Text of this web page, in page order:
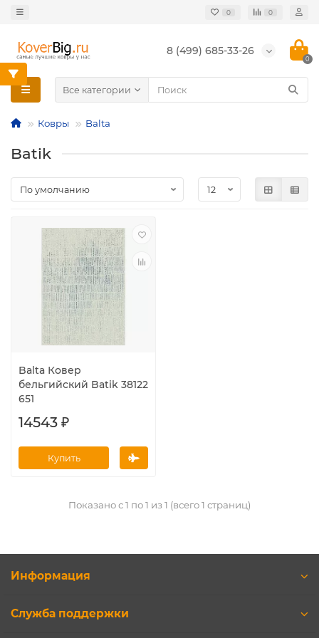
0 0
8 (499) 685-33-26
0
Все категории
Ковры Balta
Batik
Balta Ковер
бельгийский Batik 38122
651
14543 ₽
Купить
Показано с 1 по 1 из 1 (всего 1 страниц)
Информация
Служба поддержки